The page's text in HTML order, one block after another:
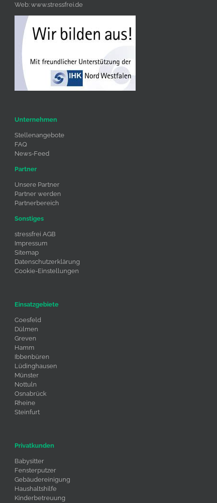
Web: www.stressfrei.de
Unternehmen
Stellenangebote
FAQ
News-Feed
Partner
Unsere Partner
Partner werden
Partnerbereich
Sonstiges
stressfrei AGB
Impressum
Sitemap
Datenschutzerklärung
Cookie-Einstellungen
Einsatzgebiete
Coesfeld
Dülmen
Greven
Hamm
Ibbenbüren
Lüdinghausen
Münster
Nottuln
Osnabrück
Rheine
Steinfurt
Privatkunden
Babysitter
Fensterputzer
Gebäudereinigung
Haushaltshilfe
Kinderbetreuung